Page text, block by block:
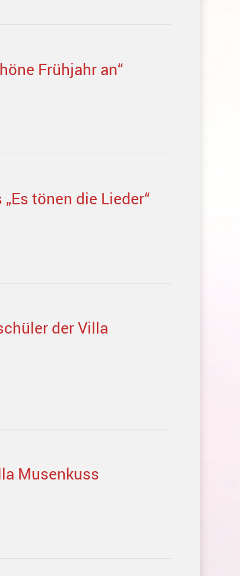
Frühjahr an“
tönen die Lieder“
der Villa
Musenkuss